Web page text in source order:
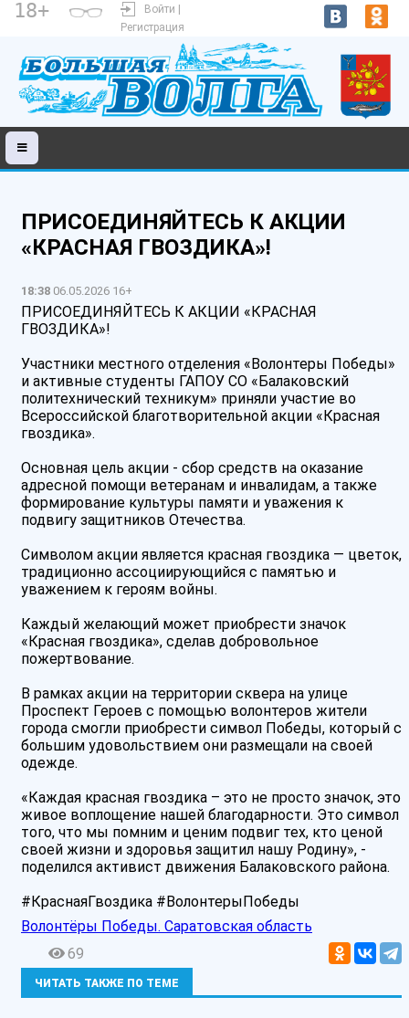
18+
Войти |
Регистрация
ПРИСОЕДИНЯЙТЕСЬ К АКЦИИ
«КРАСНАЯ ГВОЗДИКА»!
18:38 06.05.2026 16+
ПРИСОЕДИНЯЙТЕСЬ К АКЦИИ «КРАСНАЯ
ГВОЗДИКА»!
Участники местного отделения «Волонтеры Победы»
и активные студенты ГАПОУ СО «Балаковский
политехнический техникум» приняли участие во
Всероссийской благотворительной акции «Красная
гвоздика».
Основная цель акции - сбор средств на оказание
адресной помощи ветеранам и инвалидам, а также
формирование культуры памяти и уважения к
подвигу защитников Отечества.
Символом акции является красная гвоздика — цветок,
традиционно ассоциирующийся с памятью и
уважением к героям войны.
Каждый желающий может приобрести значок
«Красная гвоздика», сделав добровольное
пожертвование.
В рамках акции на территории сквера на улице
Проспект Героев с помощью волонтеров жители
города смогли приобрести символ Победы, который с
большим удовольствием они размещали на своей
одежде.
«Каждая красная гвоздика – это не просто значок, это
живое воплощение нашей благодарности. Это символ
того, что мы помним и ценим подвиг тех, кто ценой
своей жизни и здоровья защитил нашу Родину», -
поделился активист движения Балаковского района.
#КраснаяГвоздика #ВолонтерыПобеды
Волонтёры Победы. Саратовская область
69
ЧИТАТЬ ТАКЖЕ ПО ТЕМЕ